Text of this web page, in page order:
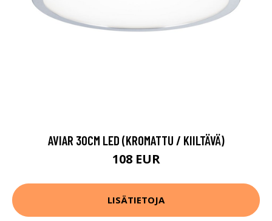
AVIAR 30CM LED (KROMATTU / KIILTÄVÄ)
108 EUR
LISÄTIETOJA